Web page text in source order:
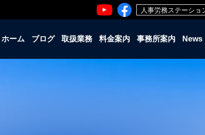
人事労務ステーショ
ホーム ブログ 取扱業務 料金案内 事務所案内 News